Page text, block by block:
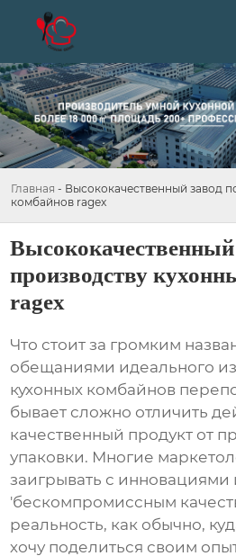
Главная - Высококачественный завод
комбайнов ragex
Высококачественный
производству
ragex
Что стоит за громким
обещаниями идеального
кухонных комбайнов
бывает сложно отличить
качественный продукт от
упаковки. Многие
заигрывать с инновациями
'бескомпромиссным
реальность, как обычно,
хочу поделиться своим